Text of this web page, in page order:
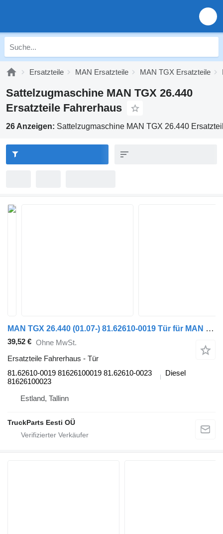
Ersatzteile MAN Ersatzteile MAN TGX Ersatzteile
Sattelzugmaschine MAN TGX 26.440
Ersatzteile Fahrerhaus
26 Anzeigen: Sattelzugmaschine MAN TGX 26.440
MAN TGX 26.440 (01.07-) 81.62610-0019 Tür für MAN TGL, TGM, TGS, TGX (2005-2021) Sattelzugmaschine
39,52 € Ohne MwSt.
Ersatzteile Fahrerhaus - Tür
81.62610-0019 81626100019 81.62610-0023
81626100023
Diesel
Estland, Tallinn
TruckParts Eesti OÜ